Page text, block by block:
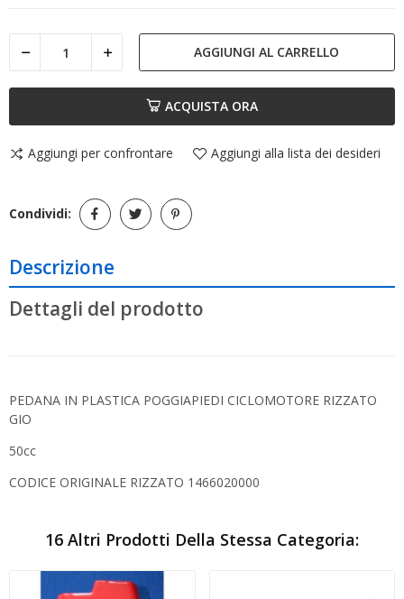
AGGIUNGI AL CARRELLO
ACQUISTA ORA
Aggiungi per confrontare Aggiungi alla lista dei desideri
Condividi:
Descrizione
Dettagli del prodotto
PEDANA IN PLASTICA POGGIAPIEDI CICLOMOTORE RIZZATO
GIO
50cc
CODICE ORIGINALE RIZZATO 1466020000
16 Altri Prodotti Della Stessa Categoria: